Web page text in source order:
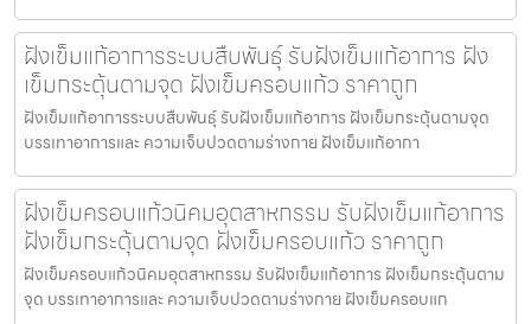
ฝังเข็มแก้อาการระบบสืบพันธุ์ รับฝังเข็มแก้อาการ ฝัง
เข็มกระตุ้นตามจุด ฝังเข็มครอบแก้ว ราคาถูก
ฝังเข็มแก้อาการระบบสืบพันธุ์ รับฝังเข็มแก้อาการ ฝังเข็มกระตุ้นตามจุด
บรรเทาอาการและ ความเจ็บปวดตามร่างกาย ฝังเข็มแก้อากา
ฝังเข็มครอบแก้วนิคมอุตสาหกรรม รับฝังเข็มแก้อาการ
ฝังเข็มกระตุ้นตามจุด ฝังเข็มครอบแก้ว ราคาถูก
ฝังเข็มครอบแก้วนิคมอุตสาหกรรม รับฝังเข็มแก้อาการ ฝังเข็มกระตุ้นตาม
จุด บรรเทาอาการและ ความเจ็บปวดตามร่างกาย ฝังเข็มครอบแก